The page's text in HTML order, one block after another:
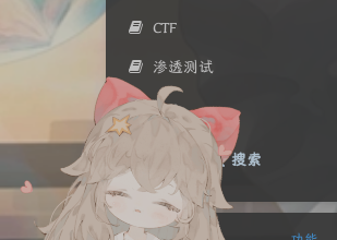
CTF
渗透测试
hvv
搜索